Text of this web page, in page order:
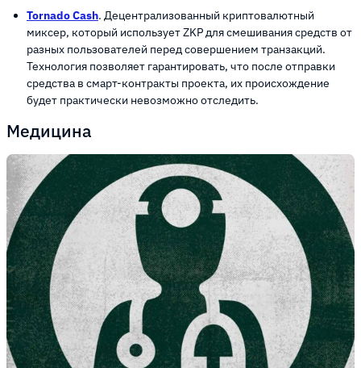
Tornado Cash. Децентрализованный криптовалютный
миксер, который использует ZKP для смешивания средств от
разных пользователей перед совершением транзакций.
Технология позволяет гарантировать, что после отправки
средства в смарт-контракты проекта, их происхождение
будет практически невозможно отследить.
Медицина